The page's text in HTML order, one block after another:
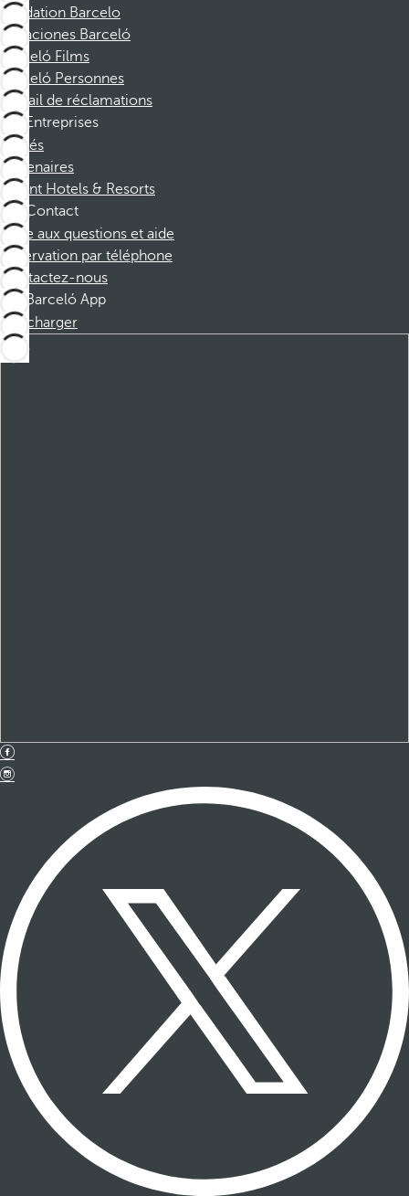
Fondation Barcelo
Vacaciones Barceló
Barceló Films
Barceló Personnes
Portail de réclamations
Entreprises
Affiliés
Partenaires
Dorint Hotels & Resorts
Contact
Foire aux questions et aide
Réservation par téléphone
Contactez-nous
Barceló App
Télécharger